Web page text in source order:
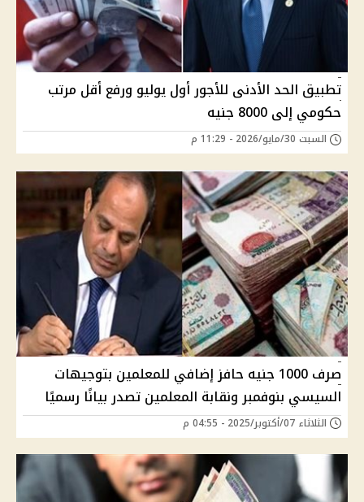
تطبيق الحد الأدنى للأجور أول يوليو ورفع أقل مرتب
حكومي إلى 8000 جنيه
السبت 30/مايو/2026 - 11:29 م
صرف 1000 جنيه حافز إضافي للمعلمين بتوجيهات
السيسي بنوفمبر ونقابة المعلمين تصدر بيانًا رسميًا
الثلاثاء 07/أكتوبر/2025 - 04:55 م